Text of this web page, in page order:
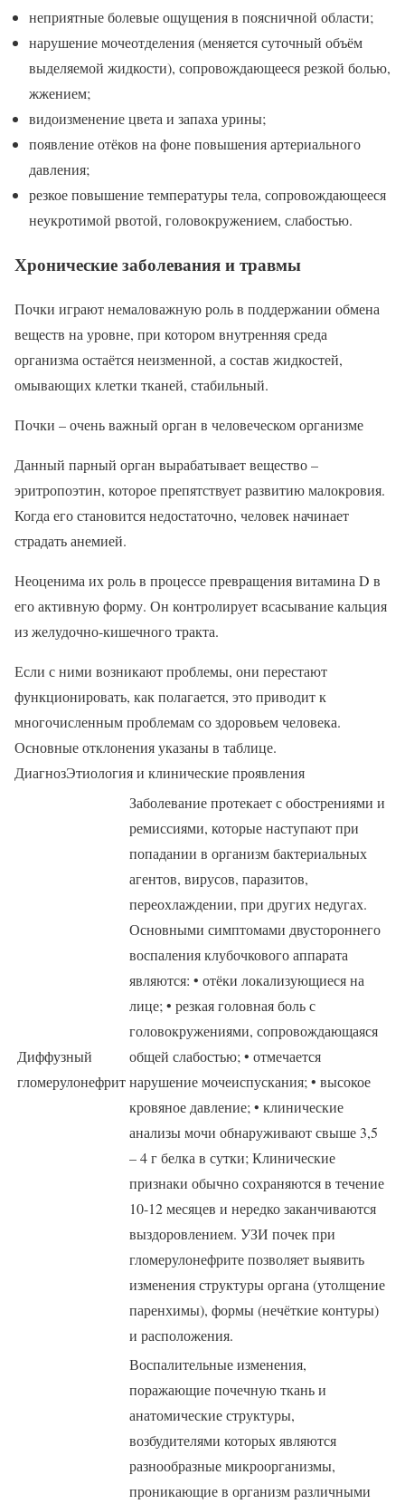
неприятные болевые ощущения в поясничной области;
нарушение мочеотделения (меняется суточный объём
выделяемой жидкости), сопровождающееся резкой болью,
жжением;
видоизменение цвета и запаха урины;
появление отёков на фоне повышения артериального
давления;
резкое повышение температуры тела, сопровождающееся
неукротимой рвотой, головокружением, слабостью.
Хронические заболевания и травмы
Почки играют немаловажную роль в поддержании обмена
веществ на уровне, при котором внутренняя среда
организма остаётся неизменной, а состав жидкостей,
омывающих клетки тканей, стабильный.
Почки – очень важный орган в человеческом организме
Данный парный орган вырабатывает вещество –
эритропоэтин, которое препятствует развитию малокровия.
Когда его становится недостаточно, человек начинает
страдать анемией.
Неоценима их роль в процессе превращения витамина D в
его активную форму. Он контролирует всасывание кальция
из желудочно-кишечного тракта.
Если с ними возникают проблемы, они перестают
функционировать, как полагается, это приводит к
многочисленным проблемам со здоровьем человека.
Основные отклонения указаны в таблице.
ДиагнозЭтиология и клинические проявления
Диффузный
гломерулонефрит
Заболевание протекает с обострениями и
ремиссиями, которые наступают при
попадании в организм бактериальных
агентов, вирусов, паразитов,
переохлаждении, при других недугах.
Основными симптомами двустороннего
воспаления клубочкового аппарата
являются: • отёки локализующиеся на
лице; • резкая головная боль с
головокружениями, сопровождающаяся
общей слабостью; • отмечается
нарушение мочеиспускания; • высокое
кровяное давление; • клинические
анализы мочи обнаруживают свыше 3,5
– 4 г белка в сутки; Клинические
признаки обычно сохраняются в течение
10-12 месяцев и нередко заканчиваются
выздоровлением. УЗИ почек при
гломерулонефрите позволяет выявить
изменения структуры органа (утолщение
паренхимы), формы (нечёткие контуры)
и расположения.
Воспалительные изменения,
поражающие почечную ткань и
анатомические структуры,
возбудителями которых являются
разнообразные микроорганизмы,
проникающие в организм различными